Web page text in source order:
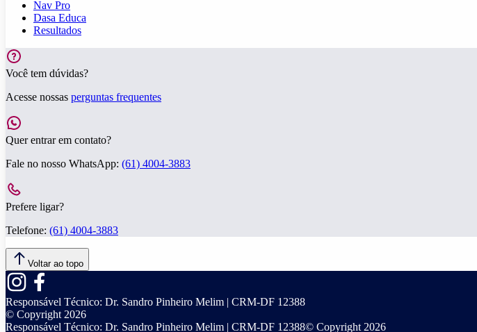
Nav Pro
Dasa Educa
Resultados
Você tem dúvidas?
Acesse nossas perguntas frequentes
Quer entrar em contato?
Fale no nosso WhatsApp: (61) 4004-3883
Prefere ligar?
Telefone: (61) 4004-3883
Voltar ao topo
Responsável Técnico: Dr. Sandro Pinheiro Melim | CRM-DF 12388
© Copyright 2026
Responsável Técnico: Dr. Sandro Pinheiro Melim | CRM-DF 12388© Copyright 2026